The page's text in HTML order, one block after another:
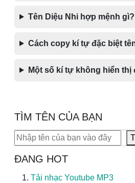
Tên Diệu Nhi hợp mệnh gì?
Cách copy kí tự đặc biệt
Một số kí tự không hiển thị
TÌM TÊN CỦA BẠN
Tìm kiếm
ĐANG HOT
Tải nhạc Youtube MP3